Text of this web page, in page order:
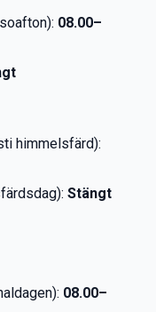
08.00–
himmelsfärd):
Stängt
08.00–